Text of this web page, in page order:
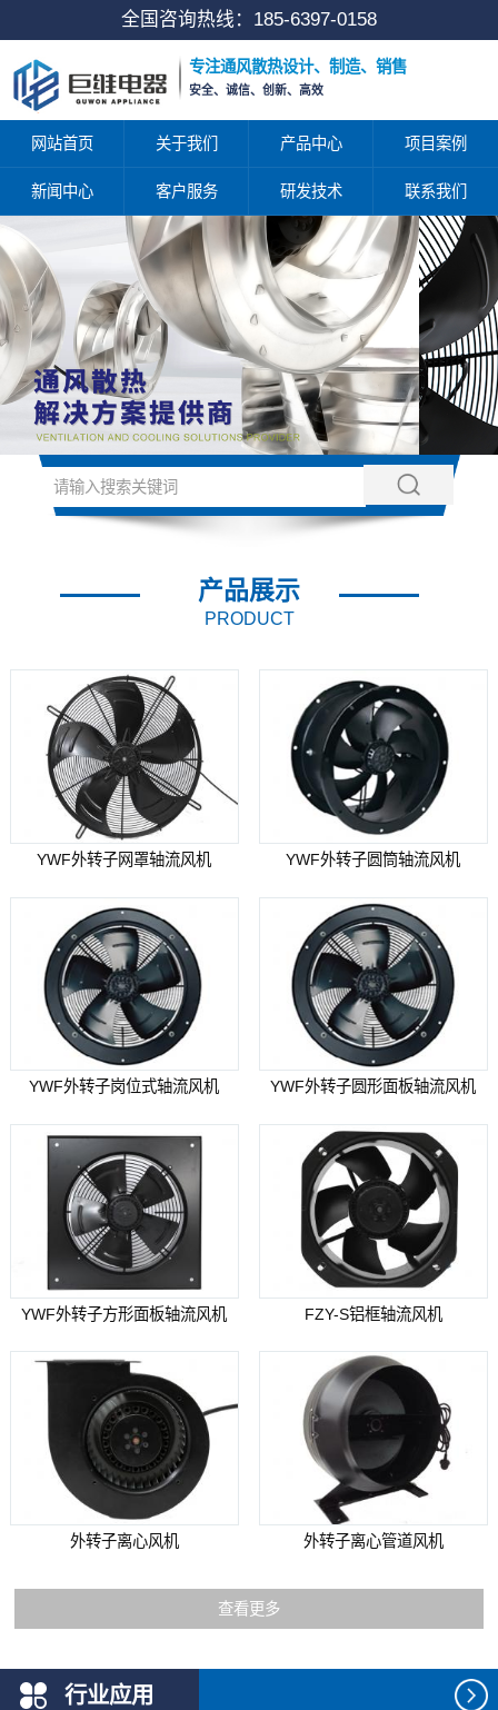
全国咨询热线： 185-6397-0158
专注通风散热设计、制造、销售
安全、诚信、创新、高效
网站首页 关于我们 产品中心 项目案例
新闻中心 客户服务 研发技术 联系我们
产品展示
PRODUCT
YWF外转子网罩轴流风机 YWF外转子圆筒轴流风机
YWF外转子岗位式轴流风机 YWF外转子圆形面板轴流风机
YWF外转子方形面板轴流风机 FZY-S铝框轴流风机
外转子离心风机 外转子离心管道风机
查看更多
行业应用